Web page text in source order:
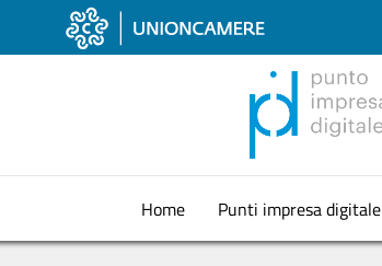
Home Punti impresa digitale